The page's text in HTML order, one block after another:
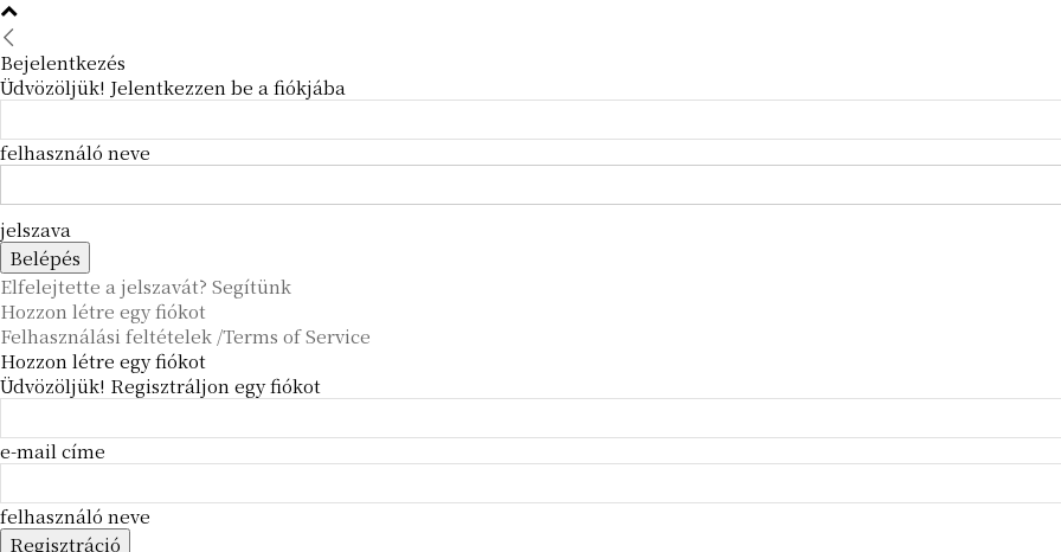
Bejelentkezés
Üdvözöljük! Jelentkezzen be a fiókjába
felhasználó neve
jelszava
Elfelejtette a jelszavát? Segítünk
Hozzon létre egy fiókot
Felhasználási feltételek /Terms of Service
Hozzon létre egy fiókot
Üdvözöljük! Regisztráljon egy fiókot
e-mail címe
felhasználó neve